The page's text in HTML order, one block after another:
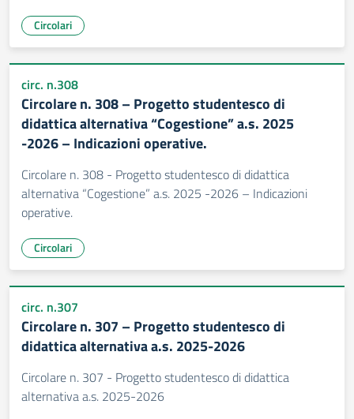
Circolari
circ. n.308
Circolare n. 308 – Progetto studentesco di
didattica alternativa “Cogestione” a.s. 2025
-2026 – Indicazioni operative.
Circolare n. 308 - Progetto studentesco di didattica
alternativa “Cogestione” a.s. 2025 -2026 – Indicazioni
operative.
Circolari
circ. n.307
Circolare n. 307 – Progetto studentesco di
didattica alternativa a.s. 2025-2026
Circolare n. 307 - Progetto studentesco di didattica
alternativa a.s. 2025-2026